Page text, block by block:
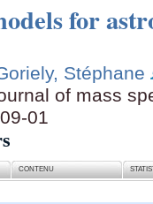
for
Stéphane
of mass
01
CONTENU